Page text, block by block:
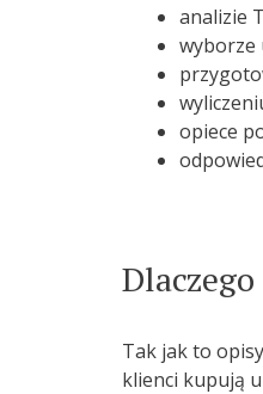
analizie
wyborze
opiece
Tak jak to
klienci kupują